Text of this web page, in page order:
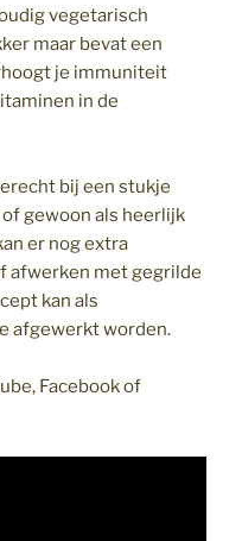
vegetarisch
maar bevat een
je immuniteit
in de
bij een stukje
gewoon als heerlijk
er nog extra
afwerken met gegrilde
kan als
afgewerkt worden.
Facebook of